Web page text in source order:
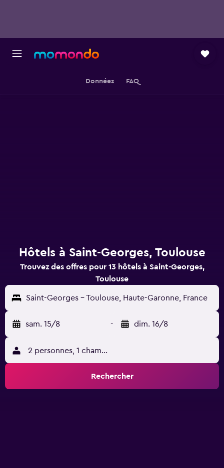
Données FAQ
Hôtels à Saint-Georges, Toulouse
Trouvez des offres pour 13 hôtels à Saint-Georges,
Toulouse
Saint-Georges - Toulouse, Haute-Garonne, France
sam. 15/8 - dim. 16/8
2 personnes, 1 chambre
Rechercher